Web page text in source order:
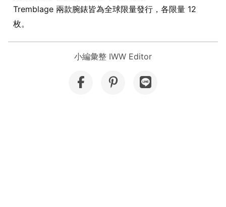
Tremblage 兩款腕錶皆為全球限量發行，各限量 12
枚。
小編彙整 IWW Editor